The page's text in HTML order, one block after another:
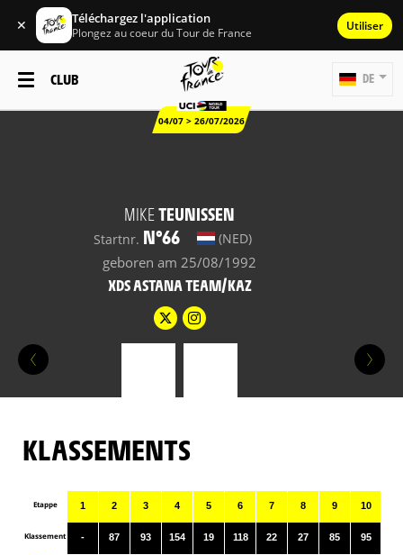
✕ Téléchargez l'application
Plongez au coeur du Tour de France Utiliser
CLUB
04/07 > 26/07/2026
DE
MIKETEUNISSEN
Startnr. N°66 (NED)
geboren am 25/08/1992
XDS ASTANA TEAM/KAZ
KLASSEMENTS
Etappe
Klassement
1
-
2
87
3
93
4
154
5
19
6
118
7
22
8
27
9
85
10
95